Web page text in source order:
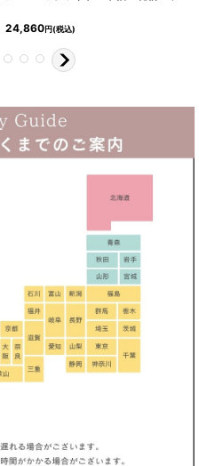
24,860円(税込)